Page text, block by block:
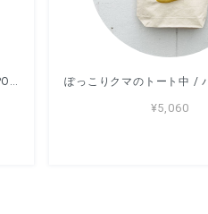
¥5,060